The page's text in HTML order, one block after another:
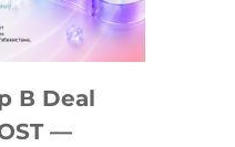
В Deal
—